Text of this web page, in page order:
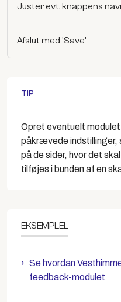
Juster evt. knappens
Afslut med 'Save'
TIP
Opret eventuelt
påkrævede indstillinger,
på de sider, hvor det
tilføjes i bunden af en
EKSEMPLEL
Se hvordan
feedback-modulet